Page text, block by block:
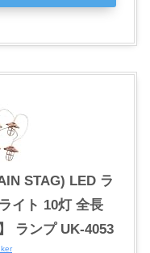
STAG) LED ラ
イト 10灯 全長
ランプ UK-4053